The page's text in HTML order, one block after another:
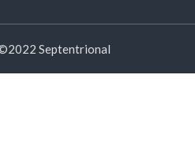
Septentrional